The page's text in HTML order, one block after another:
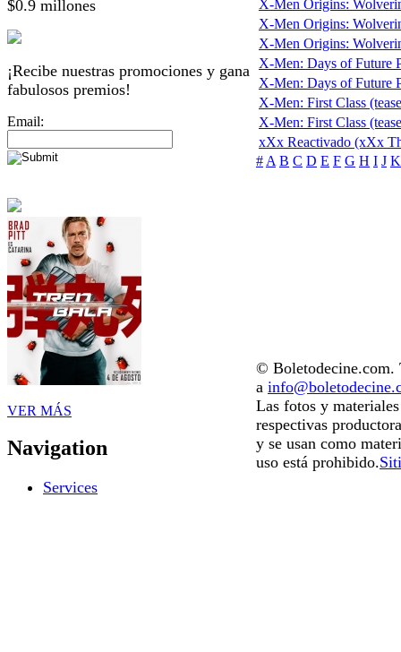
$0.9 millones
¡Recibe nuestras promociones y gana
fabulosos premios!
Email:
VER MÁS
Navigation
Services
X-Men Origins:
X-Men Origins:
X-Men Origins:
X-Men: Days of Future
X-Men: Days of Future
X-Men: First Class
X-Men: First Class
xXx Reactivado (xXx
# A B C D E F G H I J K
© Boletodecine.com.
a
Las fotos y
respectivas
y se usan como
uso está prohibido.